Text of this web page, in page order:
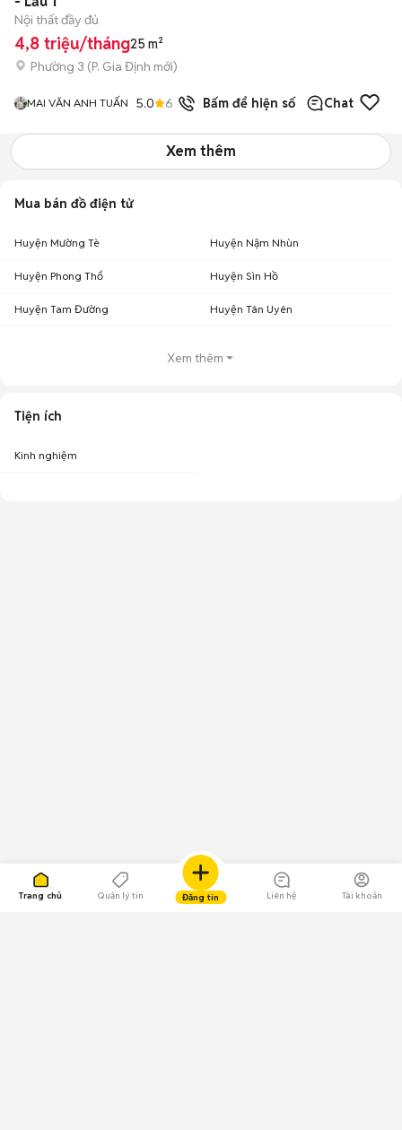
Trang chủ Quản lý tin Đăng tin Liên hệ Tài khoản
Nội thất đầy đủ
4,8 triệu/tháng25 m²
Phường 3 (P. Gia Định mới)
MAI VĂN ANH TUẤN 5.0 6 đã bánBấm để hiện số Chat
Xem thêm
Mua bán đồ điện tử
Huyện Mường Tè Huyện Nậm Nhùn
Huyện Phong Thổ Huyện Sìn Hồ
Huyện Tam Đường Huyện Tân Uyên
Xem thêm
Tiện ích
Kinh nghiệm